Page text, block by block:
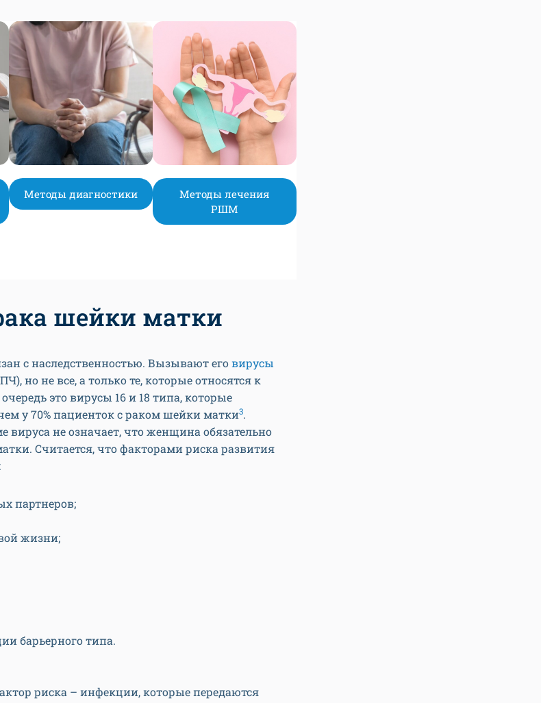
Методы диагностики
Методы лечения
РШМ
шейки матки
с наследственностью. Вызывают еговирусы
но не все, а только те, которые относятся к
это вирусы 16 и 18 типа, которые
у 70% пациенток с раком шейки матки3.
вируса не означает, что женщина обязательно
Считается, что факторами риска развития
:
партнеров;
жизни;
барьерного типа.
риска – инфекции, которые передаются